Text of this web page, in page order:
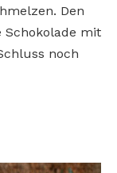
Den
Schokolade mit
noch